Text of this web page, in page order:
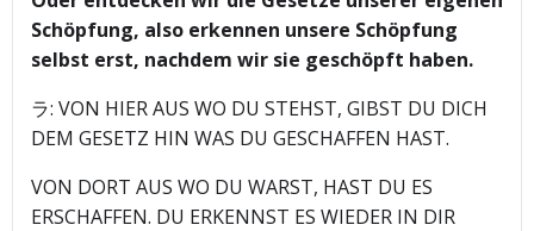
Schöpfung, also erkennen unsere Schöpfung
selbst erst, nachdem wir sie geschöpft haben.
ラ: VON HIER AUS WO DU STEHST, GIBST DU DICH
DEM GESETZ HIN WAS DU GESCHAFFEN HAST.
VON DORT AUS WO DU WARST, HAST DU ES
ERSCHAFFEN. DU ERKENNST ES WIEDER IN DIR